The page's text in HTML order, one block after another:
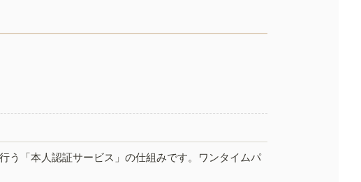
う「本人認証サービス」の仕組みです。ワンタイムパ